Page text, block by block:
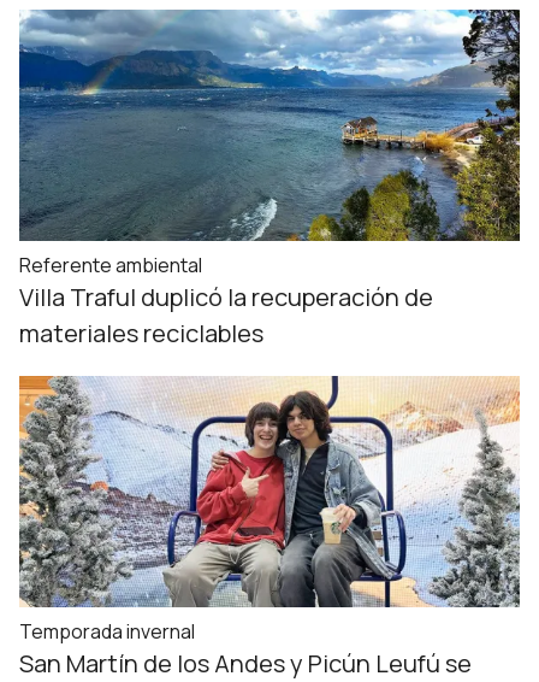
Referente ambiental
Villa Traful duplicó la recuperación de
materiales reciclables
Temporada invernal
San Martín de los Andes y Picún Leufú se